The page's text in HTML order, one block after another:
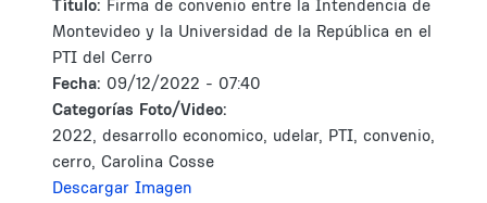
Tìtulo: Firma de convenio entre la Intendencia de
Montevideo y la Universidad de la República en el
PTI del Cerro
Fecha: 09/12/2022 - 07:40
Categorías Foto/Video:
2022, desarrollo economico, udelar, PTI, convenio,
cerro, Carolina Cosse
Descargar Imagen